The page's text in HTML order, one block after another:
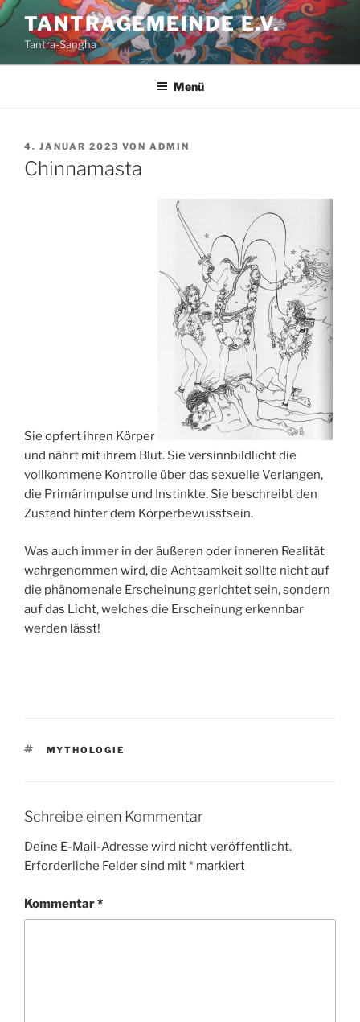
Zum
Inhalt
springen
TANTRAGEMEINDE E.V.
Tantra-Sangha
Menü
VERÖFFENTLICHT
AM
4. JANUAR 2023 VON ADMIN
Chinnamasta
Sie opfert ihren Körper
und nährt mit ihrem Blut. Sie versinnbildlicht die
vollkommene Kontrolle über das sexuelle Verlangen,
die Primärimpulse und Instinkte. Sie beschreibt den
Zustand hinter dem Körperbewusstsein.
Was auch immer in der äußeren oder inneren Realität
wahrgenommen wird, die Achtsamkeit sollte nicht auf
die phänomenale Erscheinung gerichtet sein, sondern
auf das Licht, welches die Erscheinung erkennbar
werden lässt!
SCHLAGWÖRTER
MYTHOLOGIE
Schreibe einen Kommentar
Deine E-Mail-Adresse wird nicht veröffentlicht.
Erforderliche Felder sind mit* markiert
Kommentar*